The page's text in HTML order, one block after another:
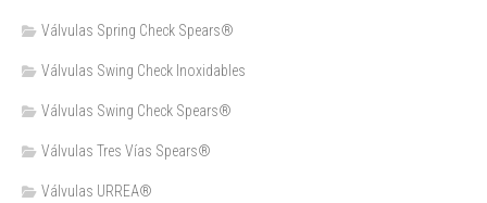
Válvulas Spring Check Spears®
Válvulas Swing Check Inoxidables
Válvulas Swing Check Spears®
Válvulas Tres Vías Spears®
Válvulas URREA®